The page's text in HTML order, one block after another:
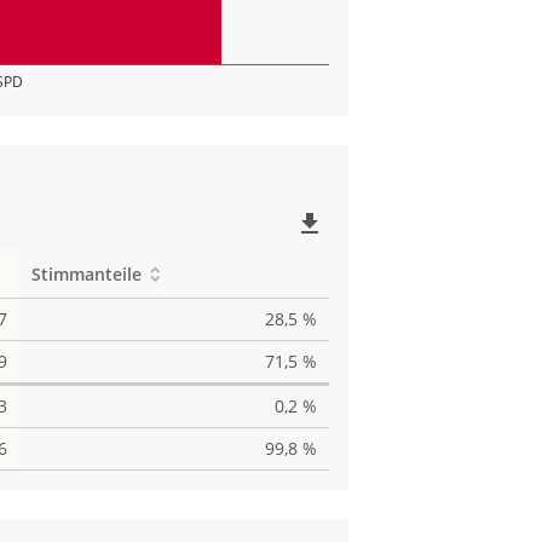
file_download
Stimmanteile
28,5 %
71,5 %
0,2 %
99,8 %